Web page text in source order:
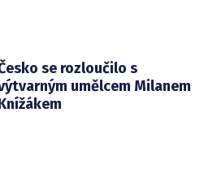
se rozloučilo s
umělcem Milanem